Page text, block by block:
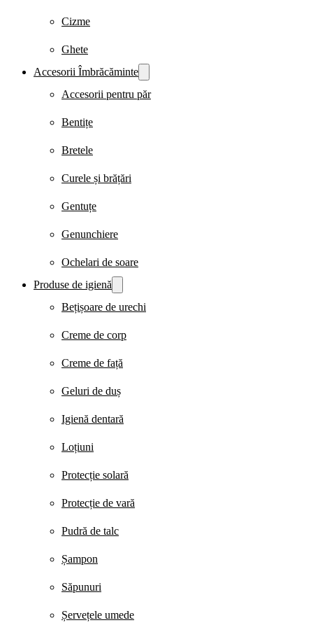
Cizme
Ghete
Accesorii Îmbrăcăminte
Accesorii pentru păr
Bentițe
Bretele
Curele și brățări
Gentuțe
Genunchiere
Ochelari de soare
Produse de igienă
Bețișoare de urechi
Creme de corp
Creme de față
Geluri de duș
Igienă dentară
Loțiuni
Protecție solară
Protecție de vară
Pudră de talc
Șampon
Săpunuri
Șervețele umede